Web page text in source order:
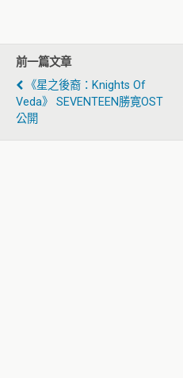
前一篇文章
《星之後裔：Knights Of
Veda》 SEVENTEEN勝寛OST
公開